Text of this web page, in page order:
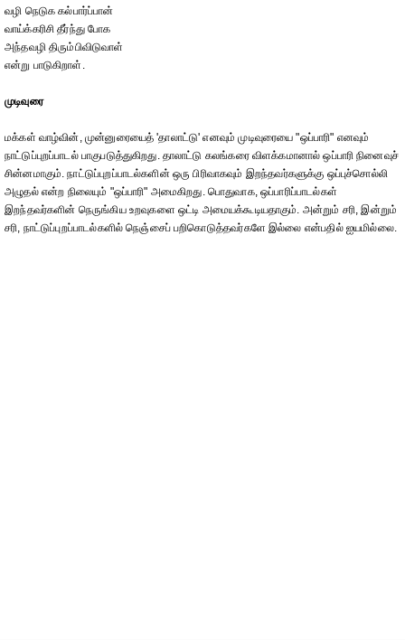
வழி நெடுக கல்பார்ப்பான்
வாய்க்கரிசி தீர்ந்து போக
அந்தவழி திரும்பிவிடுவாள்
என்று பாடுகிறாள்.
முடிவுரை
மக்கள் வாழ்வின், முன்னுரையைத் 'தாலாட்டு' எனவும் முடிவுரையை "ஒப்பாரி" எனவும்
நாட்டுப்புறப்பாடல் பாகுபடுத்துகிறது. தாலாட்டு கலங்கரை விளக்கமானால் ஒப்பாரி நினைவுச்
சின்னமாகும். நாட்டுப்புறப்பாடல்களின் ஒரு பிரிவாகவும் இறந்தவர்களுக்கு ஒப்புச்சொல்லி
அழுதல் என்ற நிலையும் "ஒப்பாரி" அமைகிறது. பொதுவாக, ஒப்பாரிப்பாடல்கள்
இறந்தவர்களின் நெருங்கிய உறவுகளை ஒட்டி அமையக்கூடியதாகும். அன்றும் சரி, இன்றும்
சரி, நாட்டுப்புறப்பாடல்களில் நெஞ்சைப் பறிகொடுத்தவர்களே இல்லை என்பதில் ஐயமில்லை.